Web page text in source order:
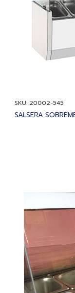
SKU: 20002-545
SALSERA